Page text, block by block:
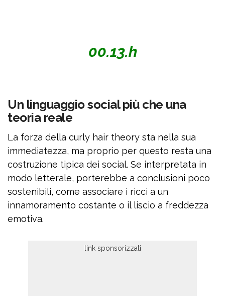
00.13.h
Un linguaggio social più che una
teoria reale
La forza della curly hair theory sta nella sua
immediatezza, ma proprio per questo resta una
costruzione tipica dei social. Se interpretata in
modo letterale, porterebbe a conclusioni poco
sostenibili, come associare i ricci a un
innamoramento costante o il liscio a freddezza
emotiva.